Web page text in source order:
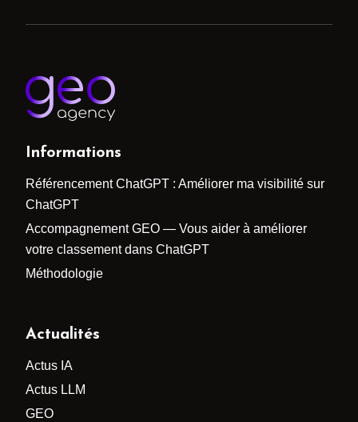
Informations
Référencement ChatGPT : Améliorer ma visibilité sur
ChatGPT
Accompagnement GEO — Vous aider à améliorer
votre classement dans ChatGPT
Méthodologie
Actualités
Actus IA
Actus LLM
GEO